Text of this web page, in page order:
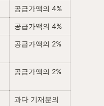
공급가액의 4%
공급가액의 4%
공급가액의 2%
공급가액의 2%
과다 기재분의